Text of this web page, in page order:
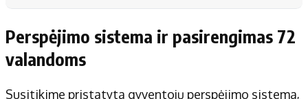
Perspėjimo sistema ir pasirengimas 72
valandoms
Susitikime pristatyta gyventojų perspėjimo sistema,